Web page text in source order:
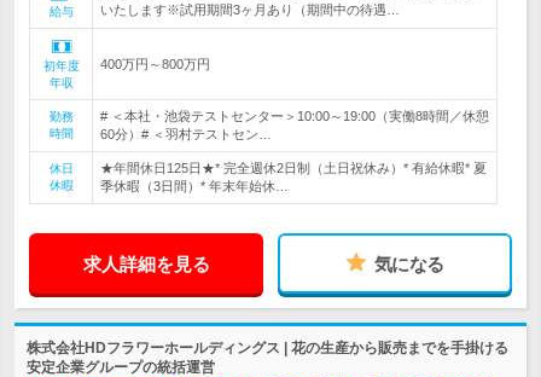
給与
いたします※試用期間3ヶ月あり（期間中の待遇…
初年度
年収
400万円～800万円
勤務
時間
# ＜本社・池袋テストセンター＞10:00～19:00（実働8時間／休憩
60分）# ＜羽村テストセン…
休日
休暇
★年間休日125日★* 完全週休2日制（土日祝休み）* 有給休暇* 夏
季休暇（3日間）* 年末年始休…
求人詳細を見る 気になる
株式会社HDフラワーホールディングス | 花の生産から販売までを手掛ける
安定企業グループの統括運営